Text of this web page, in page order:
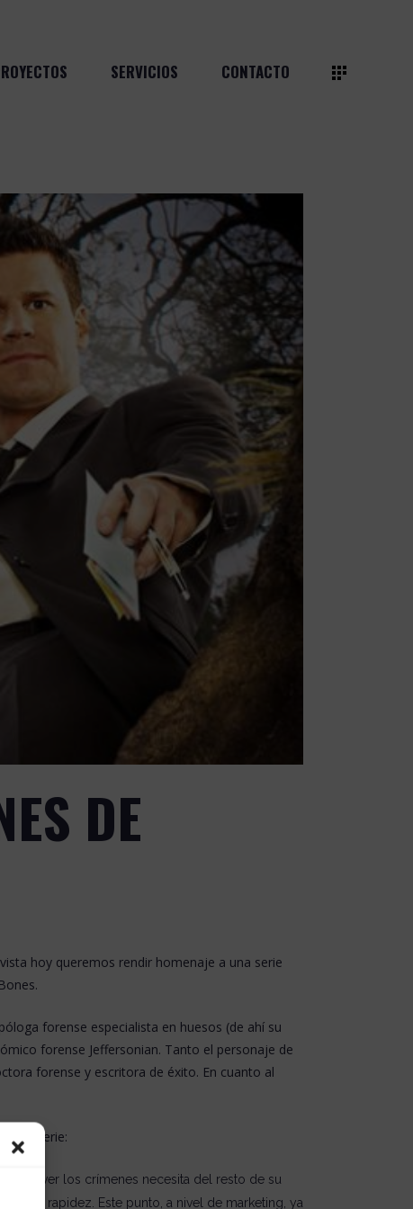
SERVICIOS CONTACTO
DE
hoy queremos rendir homenaje a una serie
Bones.
forense especialista en huesos (de ahí su
forense Jeffersonian. Tanto el personaje de
forense y escritora de éxito. En cuanto al
serie:
resolver los crímenes necesita del resto de su
rapidez. Este punto, a nivel de marketing, ya